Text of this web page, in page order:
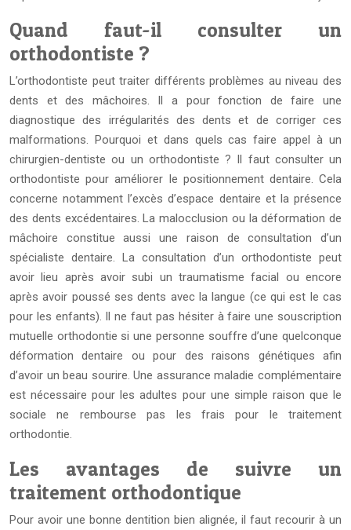
Quand faut-il consulter un
orthodontiste ?
L’orthodontiste peut traiter différents problèmes au niveau des
dents et des mâchoires. Il a pour fonction de faire une
diagnostique des irrégularités des dents et de corriger ces
malformations. Pourquoi et dans quels cas faire appel à un
chirurgien-dentiste ou un orthodontiste ? Il faut consulter un
orthodontiste pour améliorer le positionnement dentaire. Cela
concerne notamment l’excès d’espace dentaire et la présence
des dents excédentaires. La malocclusion ou la déformation de
mâchoire constitue aussi une raison de consultation d’un
spécialiste dentaire. La consultation d’un orthodontiste peut
avoir lieu après avoir subi un traumatisme facial ou encore
après avoir poussé ses dents avec la langue (ce qui est le cas
pour les enfants). Il ne faut pas hésiter à faire une souscription
mutuelle orthodontie si une personne souffre d’une quelconque
déformation dentaire ou pour des raisons génétiques afin
d’avoir un beau sourire. Une assurance maladie complémentaire
est nécessaire pour les adultes pour une simple raison que le
sociale ne rembourse pas les frais pour le traitement
orthodontie.
Les avantages de suivre un
traitement orthodontique
Pour avoir une bonne dentition bien alignée, il faut recourir à un